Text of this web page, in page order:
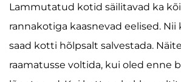
Lammutatud kotid säilitavad ka
rannakotiga kaasnevad eelised. Nii
saad kotti hõlpsalt salvestada.
raamatusse voltida, kui oled enne